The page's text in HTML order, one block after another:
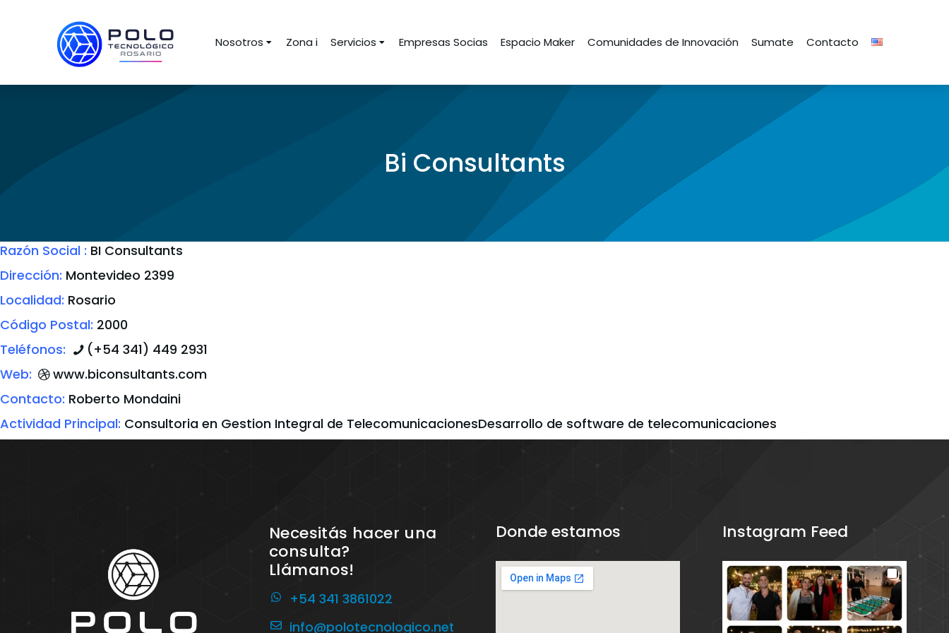
Nosotros Zona i Servicios Empresas Socias Espacio Maker Comunidades de Innovación Sumate Contacto
Bi Consultants
Razón Social : BI Consultants
Dirección: Montevideo 2399
Localidad: Rosario
Código Postal: 2000
Teléfonos:
(+54 341) 449 2931
Web:
www.biconsultants.com
Contacto: Roberto Mondaini
Actividad Principal: Consultoria en Gestion Integral de TelecomunicacionesDesarrollo de software de telecomunicaciones
Necesitás hacer una
consulta?
Llámanos!
+54 341 3861022
info@polotecnologico.net
Donde estamos Instagram Feed